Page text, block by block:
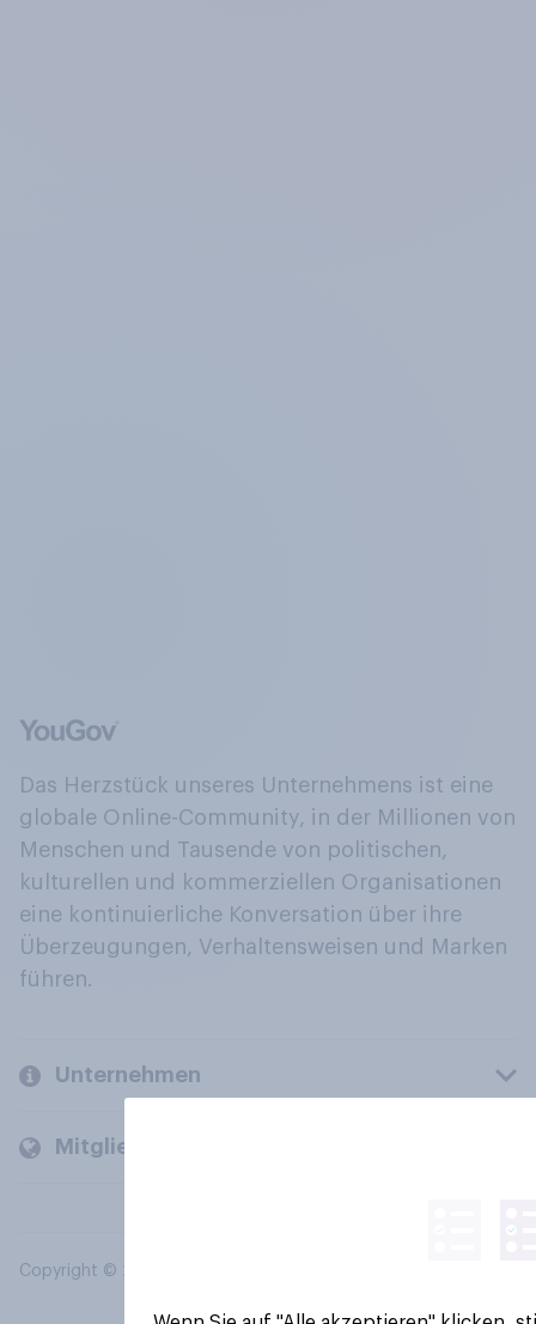
Das Herzstück unseres Unternehmens ist eine
globale Online-Community, in der Millionen von
Menschen und Tausende von politischen,
kulturellen und kommerziellen Organisationen
eine kontinuierliche Konversation über ihre
Überzeugungen, Verhaltensweisen und Marken
führen.
Unternehmen
Mitglieder und Kunden
Copyright © 2026 YouGov PLC. Alle Rechte vorbehalten.